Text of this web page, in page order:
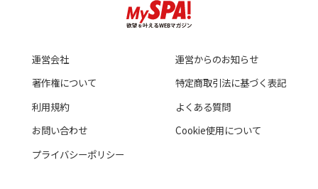
運営会社
運営からのお知らせ
著作権について
特定商取引法に基づく表記
利用規約
よくある質問
お問い合わせ
Cookie使用について
プライバシーポリシー